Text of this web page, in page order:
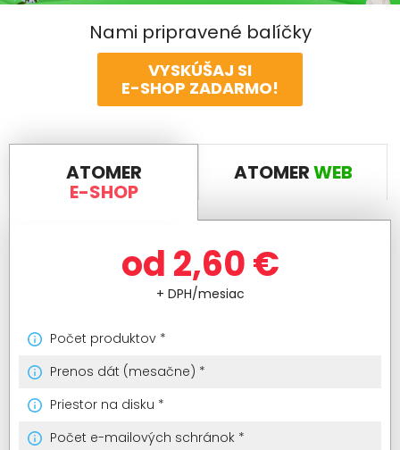
Nami pripravené balíčky
VYSKÚŠAJ SI
E-SHOP ZADARMO!
ATOMER
E-SHOP
ATOMERWEB
od 2,60 €
+ DPH/mesiac
Počet produktov *
Prenos dát (mesačne) *
Priestor na disku *
Počet e-mailových schránok *